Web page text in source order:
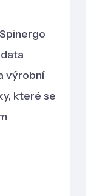
výrobní
které se